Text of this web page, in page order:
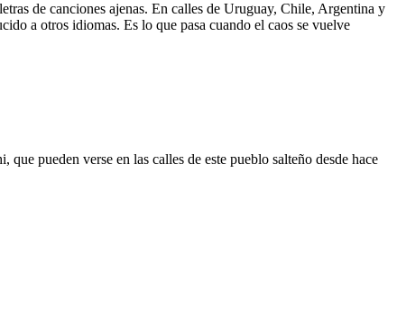
de canciones ajenas. En calles de Uruguay, Chile, Argentina y
a otros idiomas. Es lo que pasa cuando el caos se vuelve
pueden verse en las calles de este pueblo salteño desde hace